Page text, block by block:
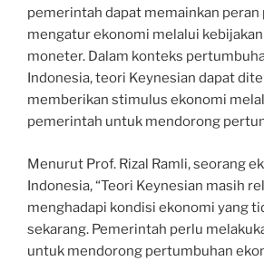
pemerintah dapat memainkan peran
mengatur ekonomi melalui
moneter. Dalam konteks
Indonesia, teori Keynesian dapat
memberikan stimulus ekonomi
pemerintah untuk mendorong
Menurut Prof. Rizal Ramli, seorang
Indonesia, “Teori Keynesian masih
menghadapi kondisi ekonomi yang
sekarang. Pemerintah perlu
untuk mendorong pertumbuhan